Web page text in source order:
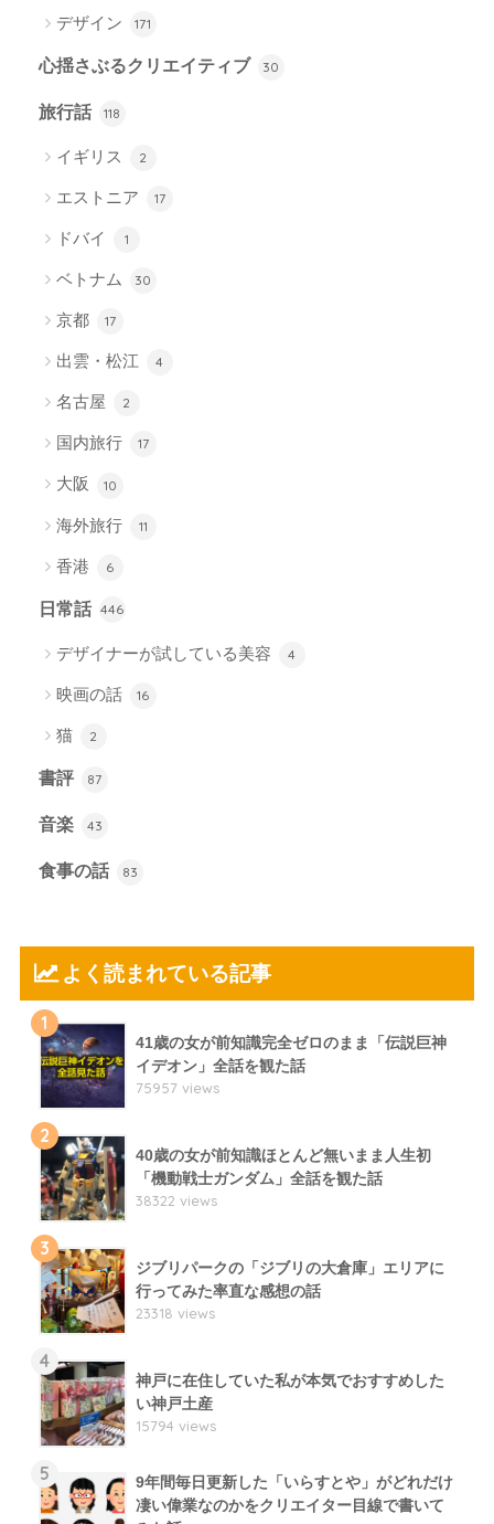
デザイン 171
心揺さぶるクリエイティブ 30
旅行話 118
イギリス 2
エストニア 17
ドバイ 1
ベトナム 30
京都 17
出雲・松江 4
名古屋 2
国内旅行 17
大阪 10
海外旅行 11
香港 6
日常話 446
デザイナーが試している美容 4
映画の話 16
猫 2
書評 87
音楽 43
食事の話 83
よく読まれている記事
1
41歳の女が前知識完全ゼロのまま「伝説巨神
イデオン」全話を観た話
75957 views
2
40歳の女が前知識ほとんど無いまま人生初
「機動戦士ガンダム」全話を観た話
38322 views
3
ジブリパークの「ジブリの大倉庫」エリアに
行ってみた率直な感想の話
23318 views
4
神戸に在住していた私が本気でおすすめした
い神戸土産
15794 views
5
9年間毎日更新した「いらすとや」がどれだけ
凄い偉業なのかをクリエイター目線で書いて